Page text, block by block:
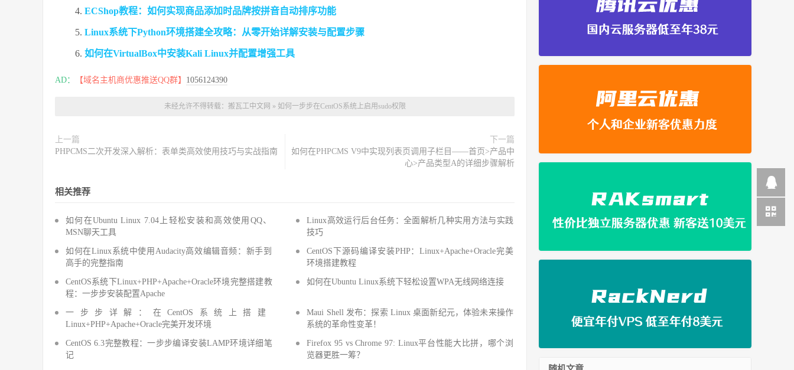
ECShop教程：如何实现商品添加时品牌按拼音自动排序功能
Linux系统下Python环境搭建全攻略：从零开始详解安装与配置步骤
如何在VirtualBox中安装Kali Linux并配置增强工具
AD： 【域名主机商优惠推送QQ群】 1056124390
未经允许不得转载： 搬瓦工中文网 » 如何一步步在CentOS系统上启用sudo权限
上一篇
PHPCMS二次开发深入解析：表单类高效使用技巧与实战指南
下一篇
如何在PHPCMS V9中实现列表页调用子栏目——首页>产品中
心>产品类型A的详细步骤解析
相关推荐
如何在Ubuntu Linux 7.04上轻松安装和高效使用QQ、
MSN聊天工具
Linux高效运行后台任务：全面解析几种实用方法与实践
技巧
如何在Linux系统中使用Audacity高效编辑音频：新手到
高手的完整指南
CentOS下源码编译安装PHP：Linux+Apache+Oracle完美
环境搭建教程
CentOS系统下Linux+PHP+Apache+Oracle环境完整搭建教
程：一步步安装配置Apache
如何在Ubuntu Linux系统下轻松设置WPA无线网络连接
一步步详解：在CentOS系统上搭建
Linux+PHP+Apache+Oracle完美开发环境
Maui Shell 发布：探索 Linux 桌面新纪元，体验未来操作
系统的革命性变革！
CentOS 6.3完整教程：一步步编译安装LAMP环境详细笔
记
Firefox 95 vs Chrome 97: Linux平台性能大比拼，哪个浏
览器更胜一筹？